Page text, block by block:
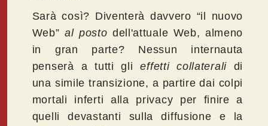
Sarà così? Diventerà davvero “il nuovo
Web”al posto dell'attuale Web, almeno
in gran parte? Nessun internauta
penserà a tutti glieffetti collateralidi
una simile transizione, a partire dai colpi
mortali inferti alla privacy per finire a
quelli devastanti sulla diffusione e la